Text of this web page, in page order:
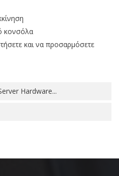
κονσόλα
και να προσαρμόσετε
Hardware...